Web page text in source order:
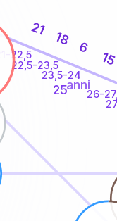
21-22,5
22,5-23,5
23,5-24
26-
21
18 6
15
25anni